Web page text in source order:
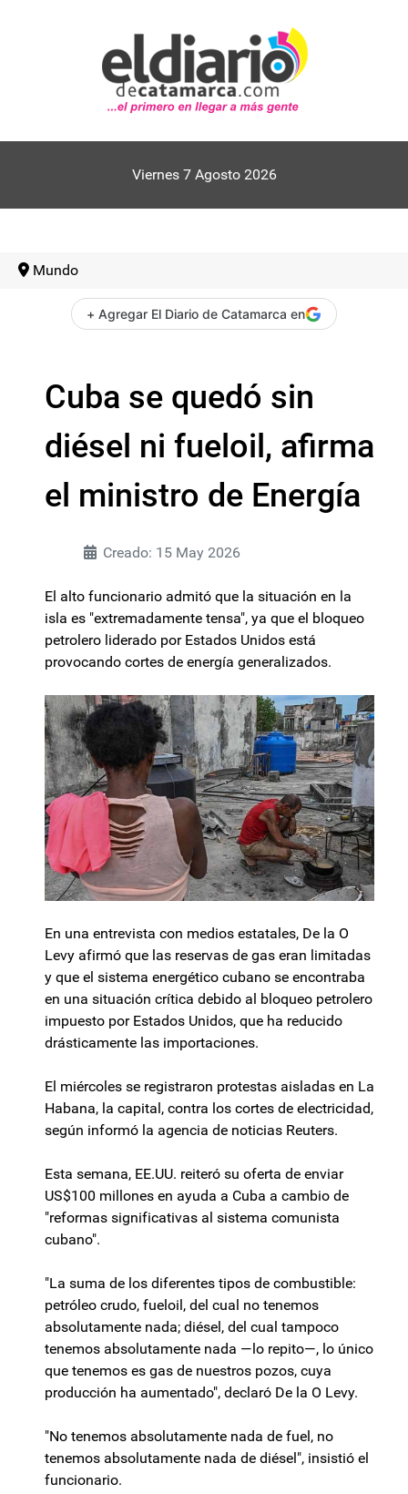
Viernes 7 Agosto 2026
Mundo
+ Agregar El Diario de Catamarca en
Cuba se quedó sin
diésel ni fueloil, afirma
el ministro de Energía
Creado: 15 May 2026
El alto funcionario admitó que la situación en la
isla es "extremadamente tensa", ya que el bloqueo
petrolero liderado por Estados Unidos está
provocando cortes de energía generalizados.
En una entrevista con medios estatales, De la O
Levy afirmó que las reservas de gas eran limitadas
y que el sistema energético cubano se encontraba
en una situación crítica debido al bloqueo petrolero
impuesto por Estados Unidos, que ha reducido
drásticamente las importaciones.
El miércoles se registraron protestas aisladas en La
Habana, la capital, contra los cortes de electricidad,
según informó la agencia de noticias Reuters.
Esta semana, EE.UU. reiteró su oferta de enviar
US$100 millones en ayuda a Cuba a cambio de
"reformas significativas al sistema comunista
cubano".
"La suma de los diferentes tipos de combustible:
petróleo crudo, fueloil, del cual no tenemos
absolutamente nada; diésel, del cual tampoco
tenemos absolutamente nada —lo repito—, lo único
que tenemos es gas de nuestros pozos, cuya
producción ha aumentado", declaró De la O Levy.
"No tenemos absolutamente nada de fuel, no
tenemos absolutamente nada de diésel", insistió el
funcionario.